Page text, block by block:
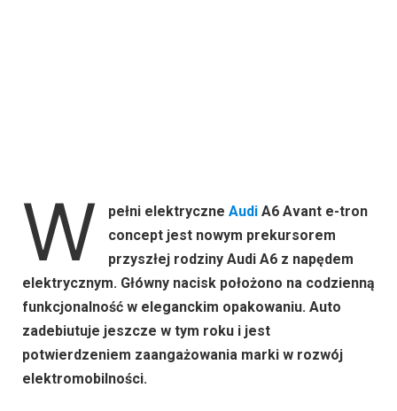
W pełni elektryczne Audi A6 Avant e-tron
concept jest nowym prekursorem
przyszłej rodziny Audi A6 z napędem
elektrycznym. Główny nacisk położono na codzienną
funkcjonalność w eleganckim opakowaniu. Auto
zadebiutuje jeszcze w tym roku i jest
potwierdzeniem zaangażowania marki w rozwój
elektromobilności.